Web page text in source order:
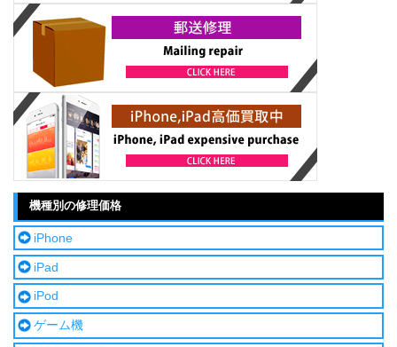
機種別の修理価格
iPhone
iPad
iPod
ゲーム機